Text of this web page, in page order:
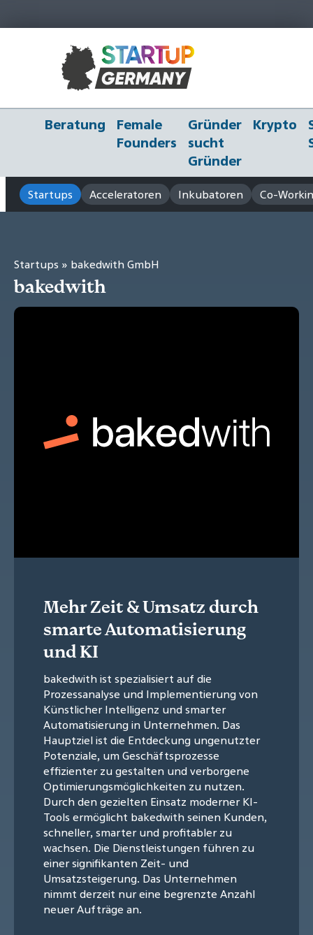
Beratung
Female
Founders
Gründer
sucht
Gründer
Krypto
Startups Acceleratoren Inkubatoren Co-
Startups » bakedwith GmbH
bakedwith
Mehr Zeit & Umsatz durch
smarte Automatisierung
und KI
bakedwith ist spezialisiert auf die
Prozessanalyse und Implementierung von
Künstlicher Intelligenz und smarter
Automatisierung in Unternehmen. Das
Hauptziel ist die Entdeckung ungenutzter
Potenziale, um Geschäftsprozesse
effizienter zu gestalten und verborgene
Optimierungsmöglichkeiten zu nutzen.
Durch den gezielten Einsatz moderner KI-
Tools ermöglicht bakedwith seinen Kunden,
schneller, smarter und profitabler zu
wachsen. Die Dienstleistungen führen zu
einer signifikanten Zeit- und
Umsatzsteigerung. Das Unternehmen
nimmt derzeit nur eine begrenzte Anzahl
neuer Aufträge an.